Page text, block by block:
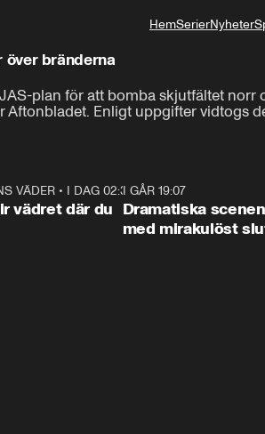
HemSerierNyheter
bränderna
plan för att bomba skjutfältet
Aftonbladet. Enligt uppgifter vidtogs
1:06
VÄDER • I DAG 02:30
vädret där du
I GÅR 19:07
Dramatiska
med mirakulöst